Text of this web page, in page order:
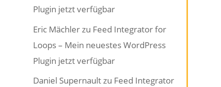
Plugin jetzt verfügbar
Eric Mächlerzu Feed Integrator for
Loops – Mein neuestes WordPress
Plugin jetzt verfügbar
Daniel Supernaultzu Feed Integrator